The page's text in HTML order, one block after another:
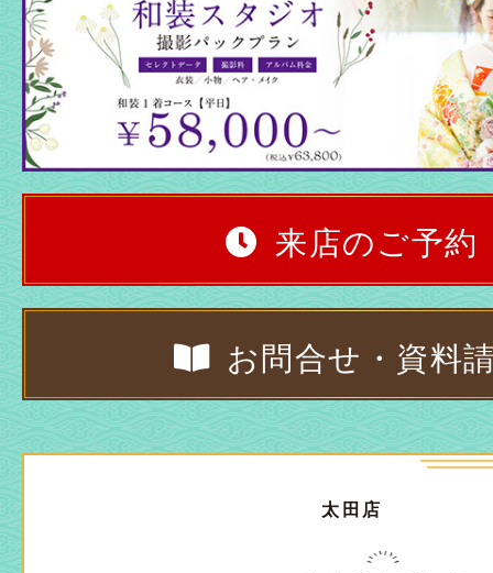
来店のご予約
お問合せ・資料
太田店